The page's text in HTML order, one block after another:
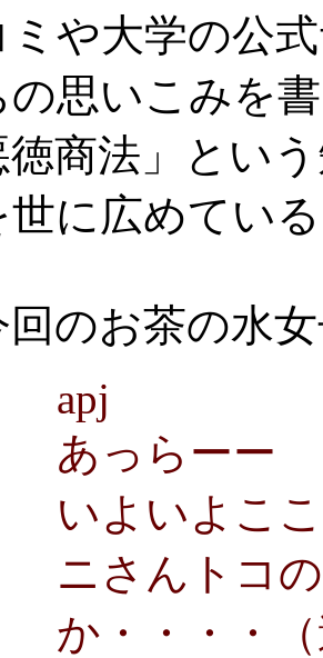
ミや大学の公
の思いこみを
徳商法」とい
世に広めてい
回のお茶の水
apj
あっらーー
いよいよこ
ニさんトコ
か・・・・